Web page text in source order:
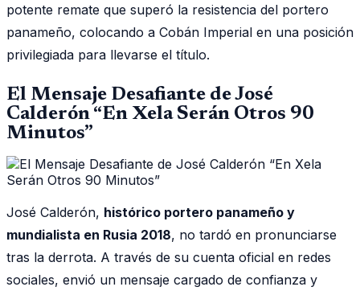
potente remate que superó la resistencia del portero
panameño, colocando a Cobán Imperial en una posición
privilegiada para llevarse el título.
El Mensaje Desafiante de José
Calderón “En Xela Serán Otros 90
Minutos”
José Calderón, histórico portero panameño y
mundialista en Rusia 2018, no tardó en pronunciarse
tras la derrota. A través de su cuenta oficial en redes
sociales, envió un mensaje cargado de confianza y